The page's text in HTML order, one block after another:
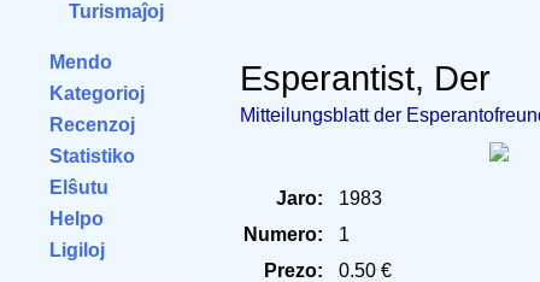
Turismaĵoj
Mendo
Kategorioj
Recenzoj
Statistiko
Elŝutu
Helpo
Ligiloj
Esperantist, Der
Mitteilungsblatt der
Jaro:
1983
Numero:
1
Prezo:
0.50 €